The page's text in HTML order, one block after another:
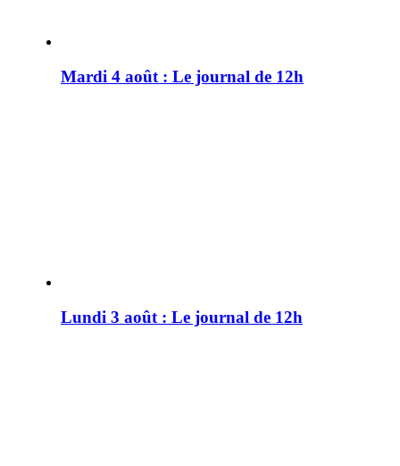
Mardi 4 août : Le journal de 12h
Lundi 3 août : Le journal de 12h